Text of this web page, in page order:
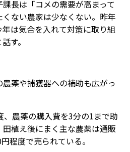
長は「コメの需要が高まって
ない農家は少なくない。昨年
は気合を入れて対策に取り組
す。
薬や捕獲器への補助も広がっ
農薬の購入費を3分の1まで助
植え後にまく主な農薬は通販
程度で売られている。